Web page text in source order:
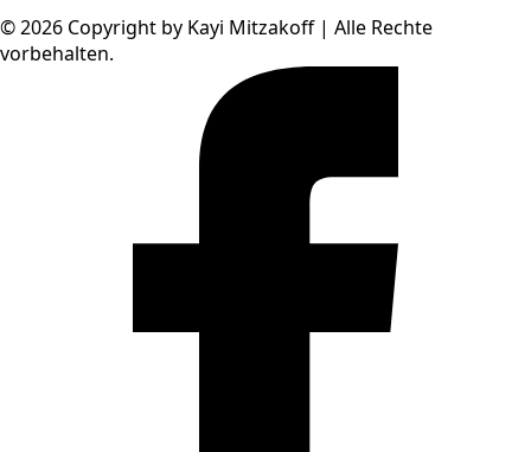
© 2026 Copyright by Kayi Mitzakoff | Alle Rechte
vorbehalten.